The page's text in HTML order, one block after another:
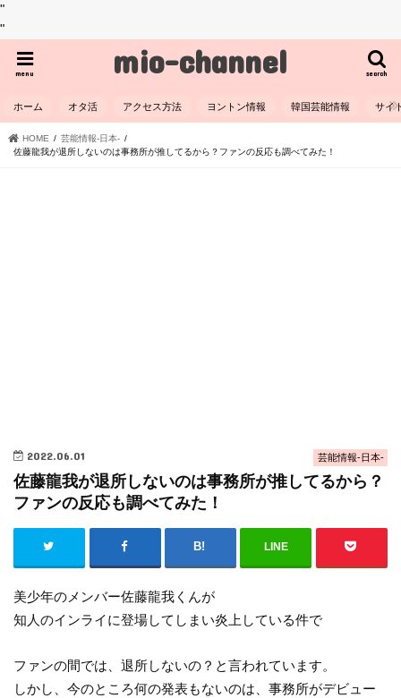
"
"
mio-channel search
menu
ホーム オタ活 アクセス方法 ヨントン情報 韓国芸能情報 サイ
HOME
芸能情報-日本-
佐藤龍我が退所しないのは事務所が推してるから？ファンの反応も調べてみた！
芸能情報-日本-
2022.06.01
佐藤龍我が退所しないのは事務所が推してるから？
ファンの反応も調べてみた！
LINE
美少年のメンバー佐藤龍我くんが
知人のインライに登場してしまい炎上している件で
ファンの間では、退所しないの？と言われています。
しかし、今のところ何の発表もないのは、事務所がデビュー